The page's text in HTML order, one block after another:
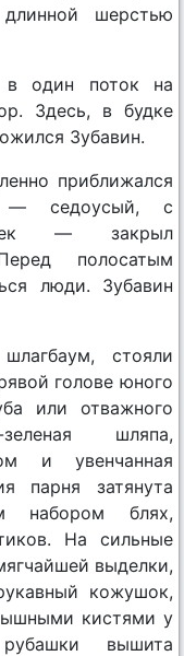
шерстью
в один поток на
Здесь, в будке
Зубавин.
приближался
— седоусый, с
— закрыл
полосатым
люди. Зубавин
стояли
голове юного
или отважного
шляпа,
и увенчанная
парня затянута
набором блях,
На сильные
выделки,
кожушок,
кистями у
вышита